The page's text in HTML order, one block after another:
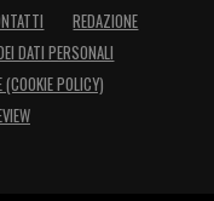
REDAZIONE
DATI PERSONALI
POLICY)